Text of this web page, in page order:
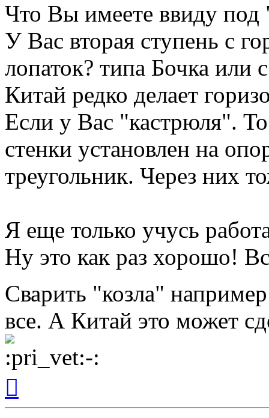
Что Вы имеете ввиду под
У Вас вторая ступень с
лопаток? типа Бочка или
Китай редко делает
Если у Вас "кастрюля".
стенки установлен на
треугольник. Через них
Я еще только учусь
Ну это как раз хорошо!
Сварить "козла"
все. А Китай это может
началу